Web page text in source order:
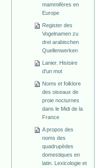
mammifères en
Europe
Register des
Vogelnamen zu
drei arabischen
Quellenwerken
Lanier. Histoire
d'un mot
Noms et folklore
des oiseaux de
proie nocturnes
dans le Midi de la
France
A propos des
noms des
quadrupèdes
domestiques en
latin. Lexicologie et